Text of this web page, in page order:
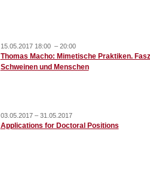
15.05.2017 18:00 – 20:00
Thomas Macho: Mimetische Praktiken.
Schweinen und Menschen
03.05.2017 – 31.05.2017
Applications for Doctoral Positions